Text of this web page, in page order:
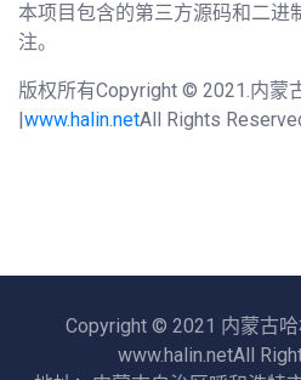
本项目包含的第三方源码和二进
注。
版权所有Copyright © 2021.内蒙
|www.halin.netAll Rights
Copyright © 2021 内蒙古
www.halin.netAll